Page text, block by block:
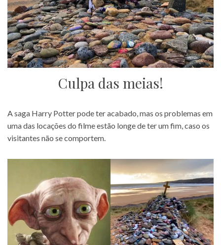
Culpa das meias!
A saga Harry Potter pode ter acabado, mas os problemas em
uma das locações do filme estão longe de ter um fim, caso os
visitantes não se comportem.